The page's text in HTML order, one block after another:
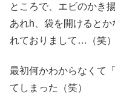
ところで、エビのかき
あれh、袋を開けると
れておりまして…（笑）
最初何かわからなくて
てしまった（笑）